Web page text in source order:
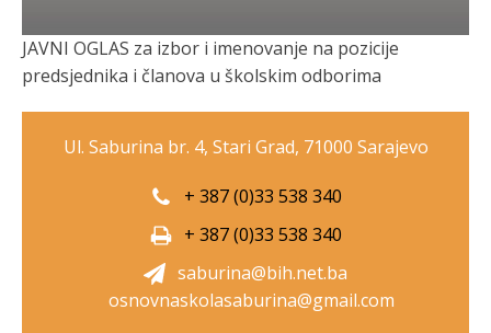
JAVNI OGLAS za izbor i imenovanje na pozicije
predsjednika i članova u školskim odborima
Ul. Saburina br. 4, Stari Grad, 71000 Sarajevo
+ 387 (0)33 538 340
+ 387 (0)33 538 340
saburina@bih.net.ba
osnovnaskolasaburina@gmail.com